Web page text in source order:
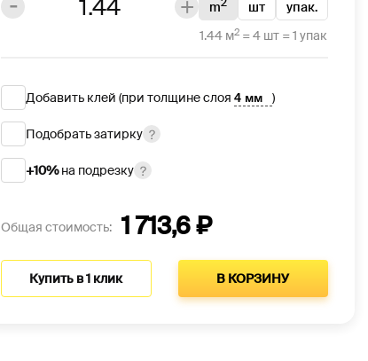
m шт
упак.
1.44 м2= 4 шт = 1 упак
Добавить клей (при толщине слоя )
Подобрать затирку
+10%на подрезку
Общая стоимость: 1 713,6 ₽
Купить в 1 клик В КОРЗИНУ